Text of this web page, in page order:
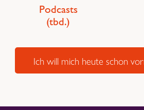
Podcasts
(tbd.)
Ich will mich heute schon